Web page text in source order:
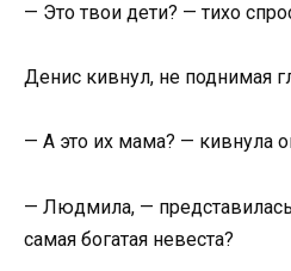
— Это твои дети? — тихо
Денис кивнул, не поднимая
— А это их мама? — кивнула
— Людмила, —
самая богатая невеста?